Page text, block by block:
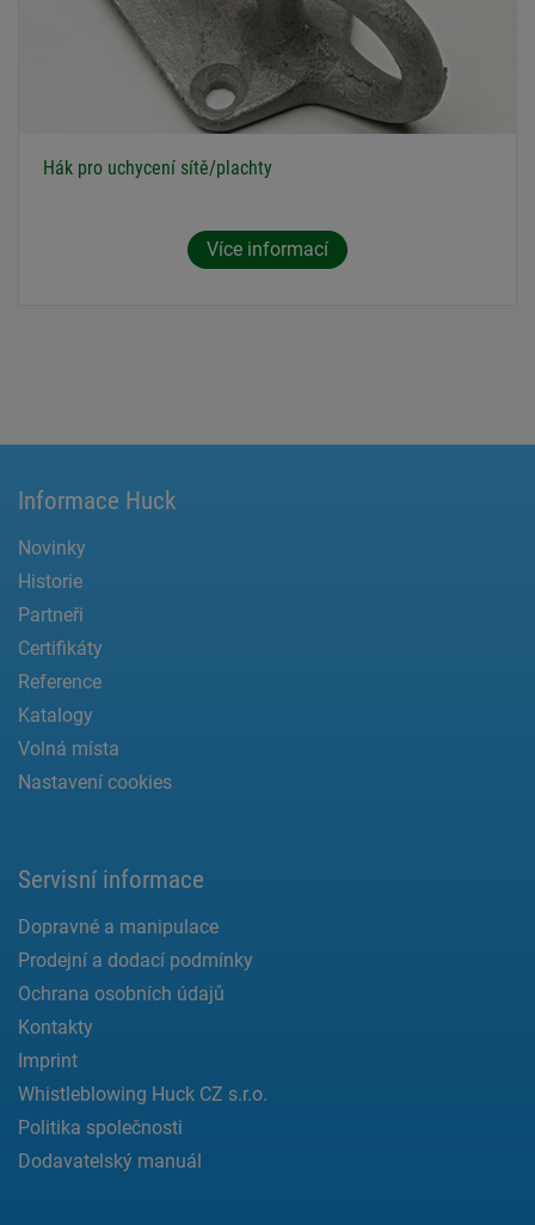
Hák pro uchycení sítě/plachty
Více informací
Informace Huck
Novinky
Historie
Partneři
Certifikáty
Reference
Katalogy
Volná místa
Nastavení cookies
Servisní informace
Dopravné a manipulace
Prodejní a dodací podmínky
Ochrana osobních údajů
Kontakty
Imprint
Whistleblowing Huck CZ s.r.o.
Politika společnosti
Dodavatelský manuál